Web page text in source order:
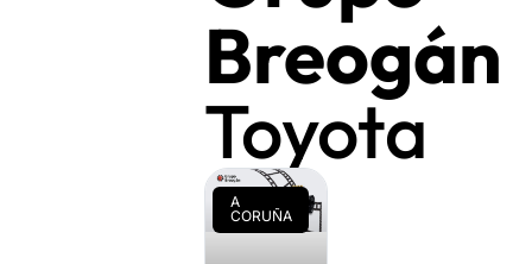
Breogán
Toyota
A
CORUÑA